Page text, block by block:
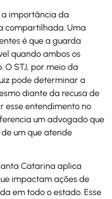
a importância da
compartilhada. Uma
é que a guarda
quando ambos os
O STJ, por meio da
pode determinar a
diante da recusa de
esse entendimento no
um advogado que
um que atende
Catarina aplica
impactam ações de
em todo o estado. Esse